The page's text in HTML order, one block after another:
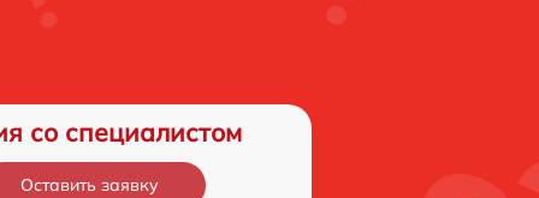
со специалистом
Оставить заявку